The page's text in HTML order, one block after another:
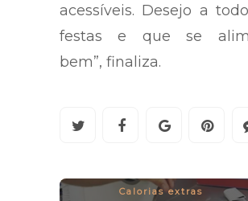
acessíveis. Desejo a
festas e que se
bem”, finaliza.
Calorias extras